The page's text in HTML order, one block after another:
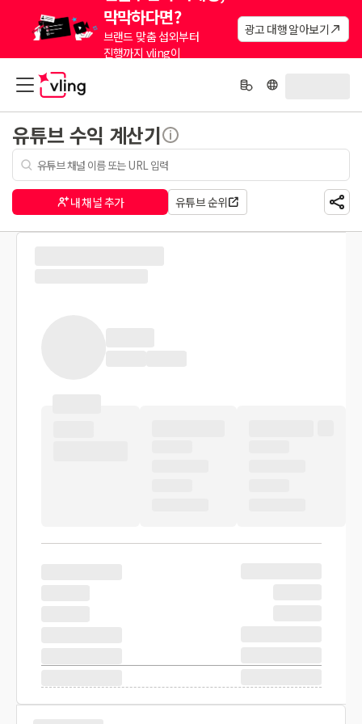
막막하다면?
브랜드 맞춤 섭외부터
진행까지 vling이
광고 대행 알아보기
유튜브 수익 계산기
내 채널 추가 유튜브 순위